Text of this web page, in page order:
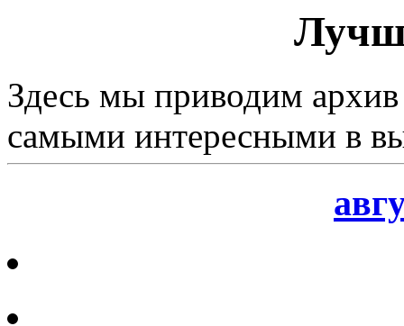
Здесь мы приводим
самыми интересными в